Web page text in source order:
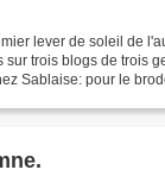
lever de soleil de
sur trois blogs de trois
Sablaise: pour le